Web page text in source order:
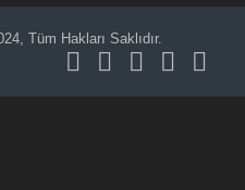
Tüm Hakları Saklıdır.